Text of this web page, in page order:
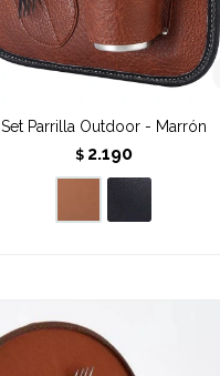
Set Parrilla Outdoor - Marrón
$ 2.190